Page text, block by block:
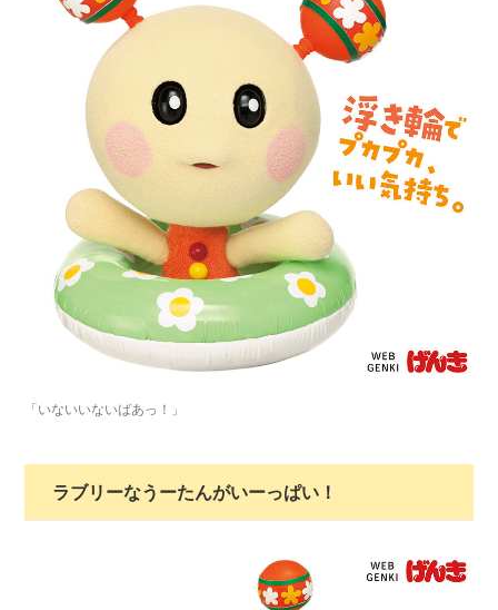
「いないいないばあっ！」
ラブリーなうーたんがいーっぱい！